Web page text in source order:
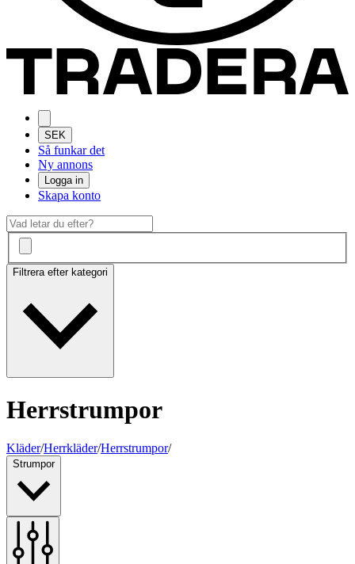
SEK
Så funkar det
Ny annons
Logga in
Skapa konto
Filtrera efter kategori
Herrstrumpor
Kläder/Herrkläder/Herrstrumpor/
Strumpor